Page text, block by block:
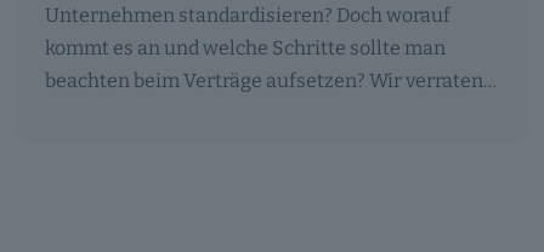
Unternehmen standardisieren? Doch worauf
kommt es an und welche Schritte sollte man
beachten beim Verträge aufsetzen? Wir verraten…